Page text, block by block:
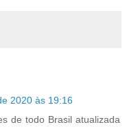
2020 às 19:16
de todo Brasil atualizada